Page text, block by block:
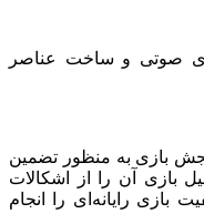
صوتی و ساخت عناصر
بازی به منظور تضمین
بازی آن را از اشکالات
بازی رایانه‌ای را انجام